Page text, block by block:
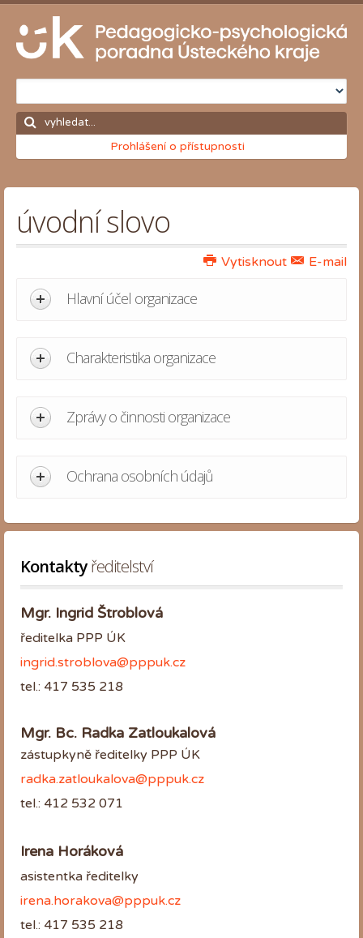
Prohlášení o přístupnosti
úvodní slovo
E-mail
Vytisknout
Hlavní účel organizace
Charakteristika organizace
Zprávy o činnosti organizace
Ochrana osobních údajů
Kontakty ředitelství
Mgr. Ingrid Štroblová
ředitelka PPP ÚK
ingrid.stroblova@pppuk.cz
tel.: 417 535 218
Mgr. Bc. Radka Zatloukalová
zástupkyně ředitelky PPP ÚK
radka.zatloukalova@pppuk.cz
tel.: 412 532 071
Irena Horáková
asistentka ředitelky
irena.horakova@pppuk.cz
tel.: 417 535 218